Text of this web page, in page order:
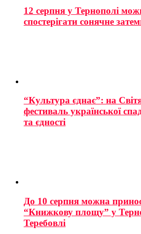
12 серпня у Тернополі
спостерігати сонячне
“Культура єднає”: на
фестиваль української
та єдності
До 10 серпня можна
“Книжкову площу” у
Теребовлі